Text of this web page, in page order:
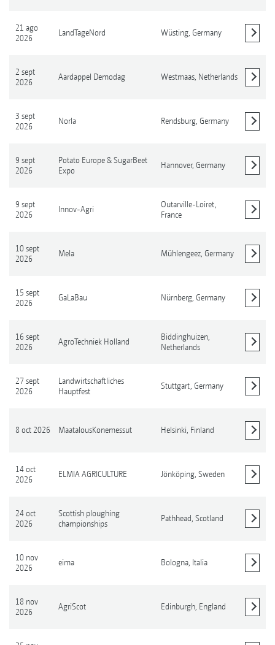
21 ago
2026
LandTageNord Wüsting, Germany
2 sept
2026
Aardappel Demodag Westmaas, Netherlands
3 sept
2026
Norla Rendsburg, Germany
9 sept
2026
Potato Europe & SugarBeet
Expo
Hannover, Germany
9 sept
2026
Innov-Agri
Outarville-Loiret,
France
10 sept
2026
Mela Mühlengeez, Germany
15 sept
2026
GaLaBau Nürnberg, Germany
16 sept
2026
AgroTechniek Holland
Biddinghuizen,
Netherlands
27 sept
2026
Landwirtschaftliches
Hauptfest
Stuttgart, Germany
8 oct 2026 MaatalousKonemessut Helsinki, Finland
14 oct
2026
ELMIA AGRICULTURE Jönköping, Sweden
24 oct
2026
Scottish ploughing
championships
Pathhead, Scotland
10 nov
2026
eima Bologna, Italia
18 nov
2026
AgriScot Edinburgh, England